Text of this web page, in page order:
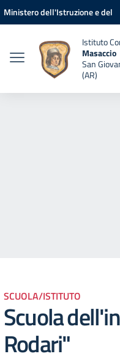
Vai ai contenuti
Vai al menu di navigazione
Vai al footer
Ministero dell'Istruzione e del
Istituto
Masaccio
San
(AR)
SCUOLA/ISTITUTO
Scuola
Rodari"